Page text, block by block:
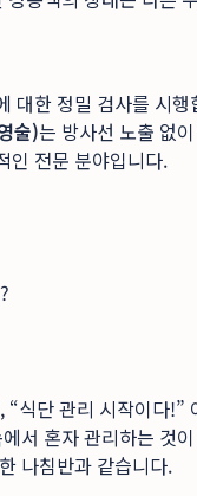
대한 정밀 검사를 시행
술)는 방사선 노출 없
인 전문 분야입니다.
단 관리 시작이다
서 혼자 관리하는 것
나침반과 같습니다.